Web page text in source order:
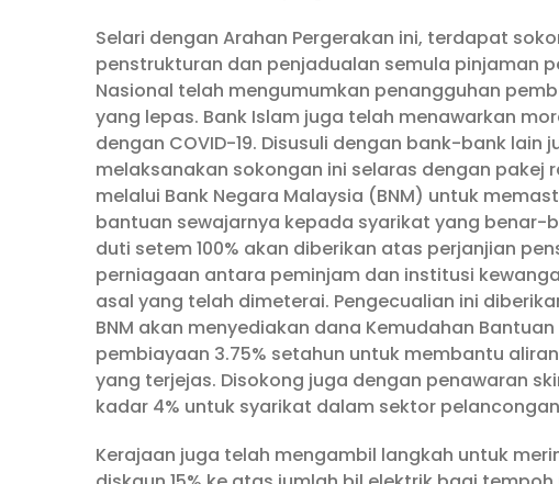
Selari dengan Arahan Pergerakan ini, terdapat
penstrukturan dan penjadualan semula pinjaman
Nasional telah mengumumkan penangguhan
yang lepas. Bank Islam juga telah menawarkan
dengan COVID-19. Disusuli dengan bank-bank
melaksanakan sokongan ini selaras dengan
melalui Bank Negara Malaysia (BNM) untuk
bantuan sewajarnya kepada syarikat yang benar-
duti setem 100% akan diberikan atas perjanjian
perniagaan antara peminjam dan institusi
asal yang telah dimeterai. Pengecualian ini
BNM akan menyediakan dana Kemudahan
pembiayaan 3.75% setahun untuk membantu
yang terjejas. Disokong juga dengan penawaran
kadar 4% untuk syarikat dalam sektor
Kerajaan juga telah mengambil langkah untuk